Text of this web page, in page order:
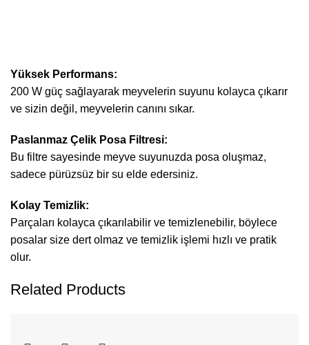
Yüksek Performans:
200 W güç sağlayarak meyvelerin suyunu kolayca çıkarır
ve sizin değil, meyvelerin canını sıkar.
Paslanmaz Çelik Posa Filtresi:
Bu filtre sayesinde meyve suyunuzda posa oluşmaz,
sadece pürüzsüz bir su elde edersiniz.
Kolay Temizlik:
Parçaları kolayca çıkarılabilir ve temizlenebilir, böylece
posalar size dert olmaz ve temizlik işlemi hızlı ve pratik
olur.
Related Products